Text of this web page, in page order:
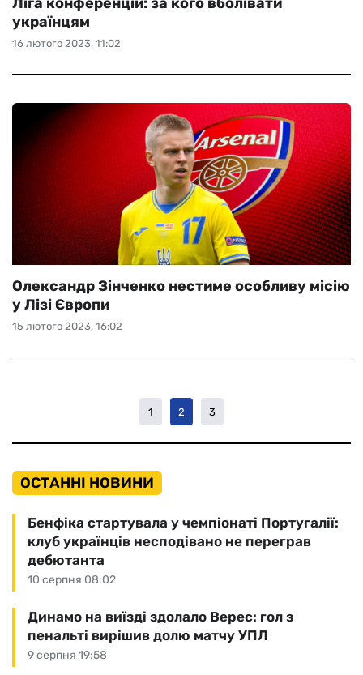
16 лютого 2023, 11:02
українцям
15 лютого 2023, 16:02
Олександр Зінченко нестиме особливу місію
у Лізі Європи
1 2 3
ОСТАННІ НОВИНИ
10 серпня 08:02
Бенфіка стартувала у чемпіонаті Португалії:
клуб українців несподівано не переграв
дебютанта
9 серпня 19:58
Динамо на виїзді здолало Верес: гол з
пенальті вирішив долю матчу УПЛ